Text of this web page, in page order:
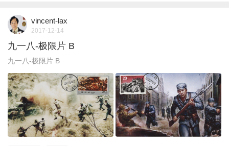
vincent-lax
2017-12-14
九一八-极限片 B
九一八-极限片 B